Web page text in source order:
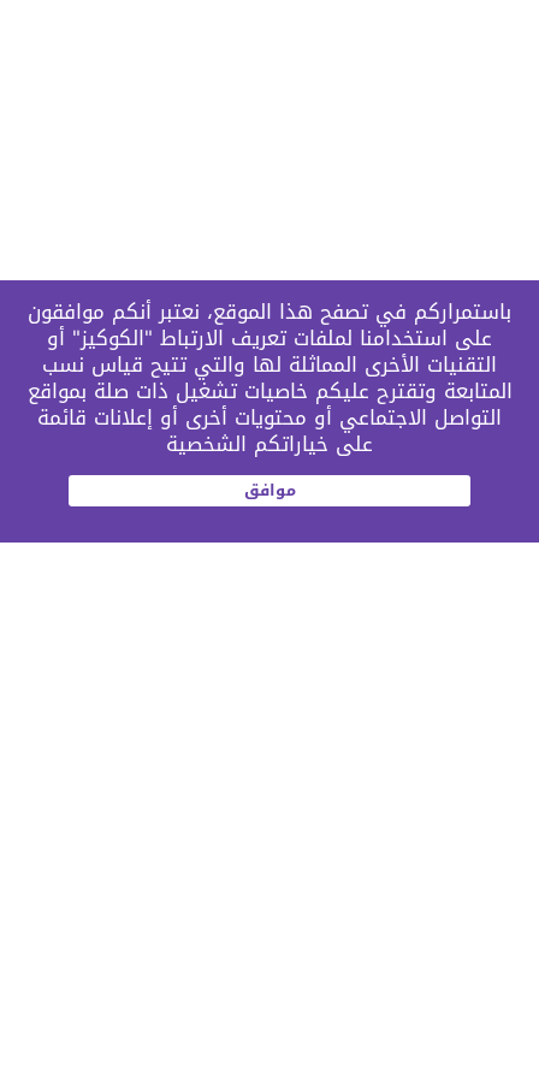
باستمراركم في تصفح هذا الموقع، نعتبر أنكم موافقون
على استخدامنا لملفات تعريف الارتباط "الكوكيز" أو
التقنيات الأخرى المماثلة لها والتي تتيح قياس نسب
المتابعة وتقترح عليكم خاصيات تشغيل ذات صلة بمواقع
التواصل الاجتماعي أو محتويات أخرى أو إعلانات قائمة
على خياراتكم الشخصية
موافق